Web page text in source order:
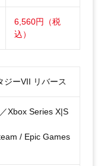
6,560円（税
込）
ジーVII リバース
Xbox Series X|S
/ Epic Games